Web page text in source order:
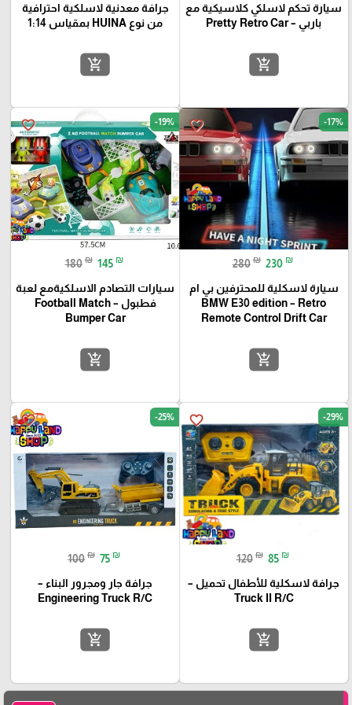
سيارة تحكم لاسلكي كلاسيكية مع
باربي – Pretty Retro Car
add_shopping_cart
جرافة معدنية لاسلكية احترافية
من نوع HUINA بمقياس 1:14
add_shopping_cart
favorite_border -17%
280 ₪ 230 ₪
سيارة لاسكلية للمحترفين بي ام
BMW E30 edition – Retro
Remote Control Drift Car
add_shopping_cart
favorite_border -19%
180 ₪ 145 ₪
سيارات التصادم الاسلكيةمع لعبة
فطبول – Football Match
Bumper Car
add_shopping_cart
favorite_border -29%
120 ₪ 85 ₪
جرافة لاسكلية للأطفال تحميل –
Truck II R/C
add_shopping_cart
favorite_border -25%
100 ₪ 75 ₪
جرافة جار ومجرور البناء –
Engineering Truck R/C
add_shopping_cart